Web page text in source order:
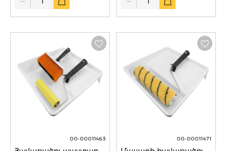
00-00011463 00-00011471